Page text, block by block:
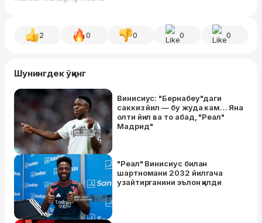
2 0 0 0 0
Шунингдек ўқинг
Винисиус: "Бернабеу"даги
саккиз йил — бу жуда кам… Яна
олти йил ва то абад, "Реал"
Мадрид"
"Реал" Винисиус билан
шартномани 2032 йилгача
узайтирганини эълон қилди